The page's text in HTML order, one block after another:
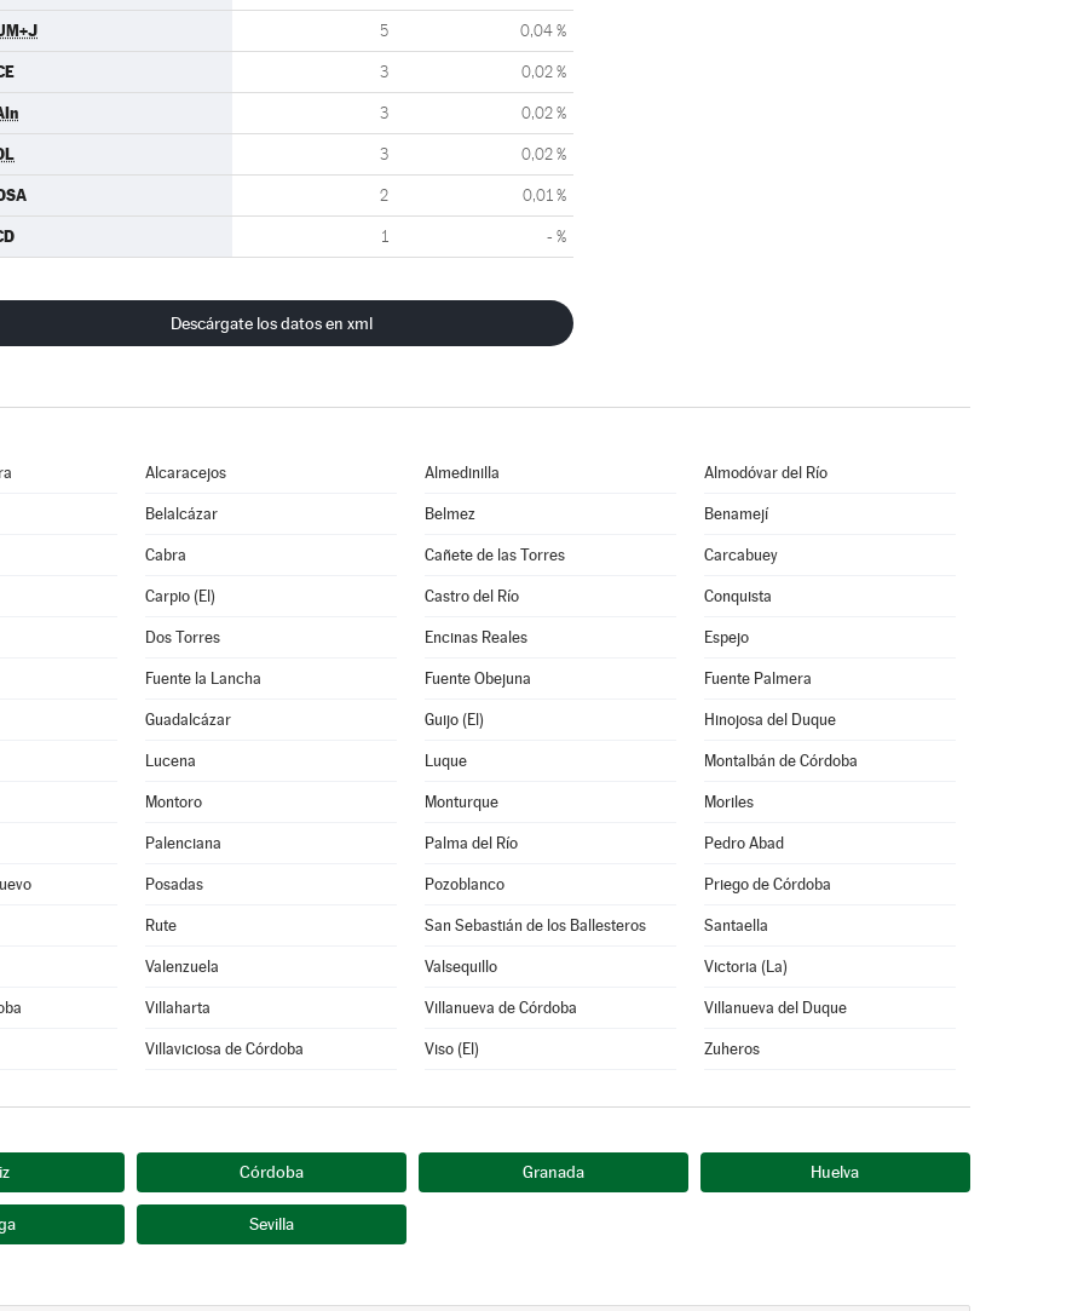
5 0,04 %
3 0,02 %
3 0,02 %
3 0,02 %
2 0,01 %
1 - %
Descárgate los datos en xml
Alcaracejos Almedinilla Almodóvar del Río
Belalcázar Belmez Benamejí
Cabra Cañete de las Torres Carcabuey
Carpio (El) Castro del Río Conquista
Dos Torres Encinas Reales Espejo
Fuente la Lancha Fuente Obejuna Fuente Palmera
Guadalcázar Guijo (El) Hinojosa del Duque
Lucena Luque Montalbán de Córdoba
Montoro Monturque Moriles
Palenciana Palma del Río Pedro Abad
Posadas Pozoblanco Priego de Córdoba
Rute San Sebastián de los Ballesteros Santaella
Valenzuela Valsequillo Victoria (La)
Villaharta Villanueva de Córdoba Villanueva del Duque
Villaviciosa de Córdoba Viso (El) Zuheros
Córdoba Granada Huelva
Sevilla